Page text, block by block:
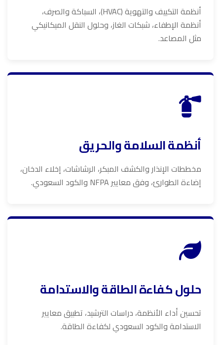
أنظمة التكييف والتهوية (HVAC)، السباكة والصرف،
أنظمة الإطفاء، شبكات الغاز، وحلول النقل الميكانيكي
مثل المصاعد.
أنظمة السلامة والحريق
مخططات الإنذار والكشف المبكر، الرشاشات، إخلاء الدخان،
إضاءة الطوارئ، وفق معايير NFPA والكود السعودي.
حلول كفاءة الطاقة والاستدامة
تحسين أداء الأنظمة، دراسات الترشيد، تطبيق معايير
الاستدامة والكود السعودي لكفاءة الطاقة.